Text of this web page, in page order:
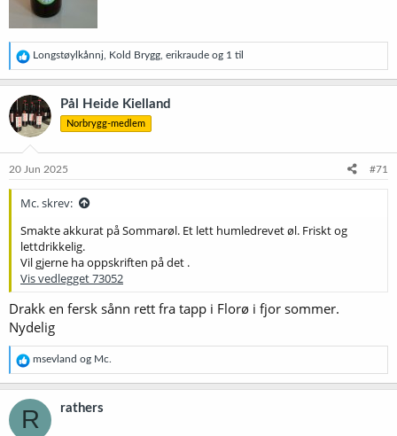
R
e
a
k
s
j
o
e
Longstøylkånnj Kold Brygg erikraude og 1 til
Pål Heide Kielland
Norbrygg-medlem
20 Jun 2025 #71
Mc. skrev:
Smakte akkurat på Sommarøl. Et lett humledrevet øl. Friskt og
lettdrikkelig.
Vil gjerne ha oppskriften på det .
Vis vedlegget 73052
Drakk en fersk sånn rett fra tapp i Florø i fjor sommer.
Nydelig
R
e
a
k
s
j
msevland og Mc.
R rathers